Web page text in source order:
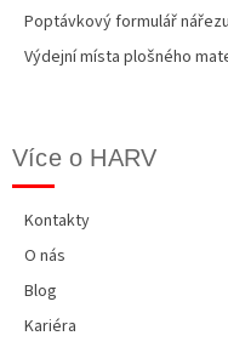
Poptávkový formulář nářezu
Výdejní místa plošného
Více o HARV
Kontakty
O nás
Blog
Kariéra